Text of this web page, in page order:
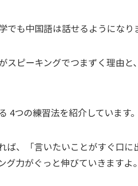
でも中国語は話せるようになり
スピーキングでつまずく理由
4つの練習法を紹介しています。
ば、「言いたいことがすぐ口
力がぐっと伸びていきますよ。